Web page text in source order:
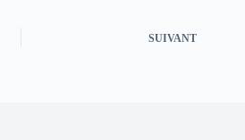
SUIVANT